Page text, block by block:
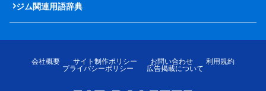
ジム関連用語辞典
会社概要 サイト制作ポリシー お問い合わせ
利用規約
プライバシーポリシー
広告掲載について